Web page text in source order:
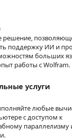
решение,
поддержку ИИ и
больших
работы с Wolfram.
услуги
любые
с доступом к